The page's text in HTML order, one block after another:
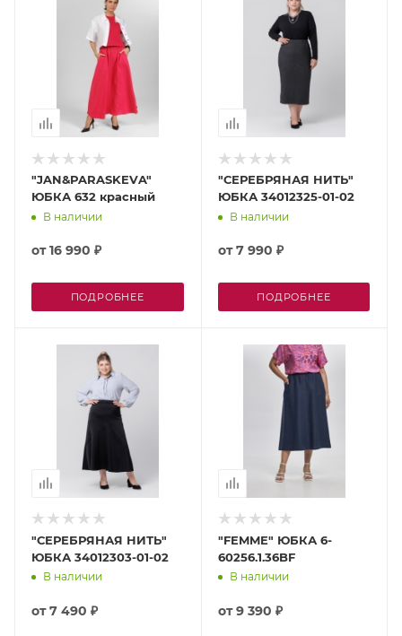
"JAN&PARASKEVA"
ЮБКА 632 красный
В наличии
от16 990 ₽
ПОДРОБНЕЕ
"СЕРЕБРЯНАЯ НИТЬ"
ЮБКА 34012325-01-02
В наличии
от7 990 ₽
ПОДРОБНЕЕ
"СЕРЕБРЯНАЯ НИТЬ"
ЮБКА 34012303-01-02
В наличии
от7 490 ₽
"FEMME" ЮБКА 6-
60256.1.36BF
В наличии
от9 390 ₽